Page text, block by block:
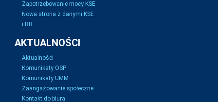
Zapotrzebowanie mocy KSE
Nowa strona z danymi KSE
i RB
AKTUALNOŚCI
Aktualności
Komunikaty OSP
Komunikaty UMM
Zaangażowanie społeczne
Kontakt do biura